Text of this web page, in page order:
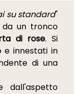
su standard"
da un tronco
di rose. Si
innestati in
di una
dall'aspetto